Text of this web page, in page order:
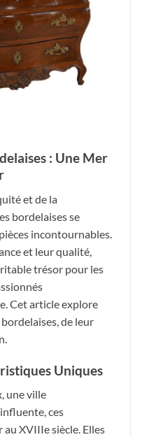
: Une Mer
et de la
bordelaises se
incontournables.
et leur qualité,
trésor pour les
Cet article explore
de leur
Uniques
une ville
ces
XVIIIe siècle. Elles